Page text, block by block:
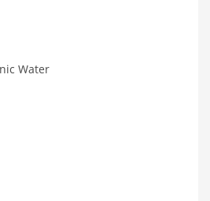
Water